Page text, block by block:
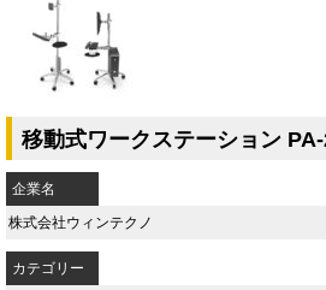
移動式ワークステーション
企業名
株式会社ウィンテクノ
カテゴリー